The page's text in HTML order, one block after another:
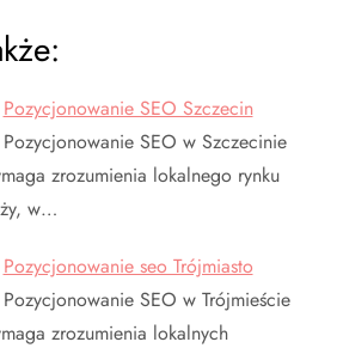
Pozycjonowanie SEO Szczecin
Pozycjonowanie SEO w Szczecinie
zrozumienia lokalnego rynku
w…
Pozycjonowanie seo Trójmiasto
Pozycjonowanie SEO w Trójmieście
zrozumienia lokalnych